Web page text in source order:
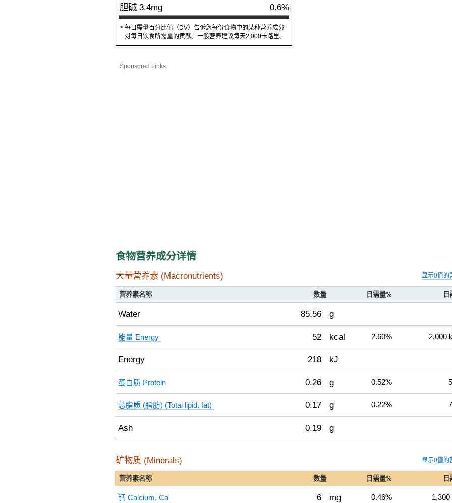
胆碱 3.4mg 0.6%
* 每日需量百分比值（DV）告诉您每份食物中的某种营养成分
对每日饮食所需量的贡献。一般营养建议每天2,000卡路里。
Sponsored Links:
食物营养成分详情
大量营养素 (Macronutrients) 显示0值的
营养素名称 数量 日需量% 日
Water 85.56 g
能量 Energy 52 kcal 2.60% 2,000
Energy 218 kJ
蛋白质 Protein 0.26 g 0.52%
总脂质 (脂肪) (Total lipid, fat) 0.17 g 0.22%
Ash 0.19 g
矿物质 (Minerals) 显示0值的
营养素名称 数量 日需量% 日
钙 Calcium, Ca 6 mg 0.46% 1,300